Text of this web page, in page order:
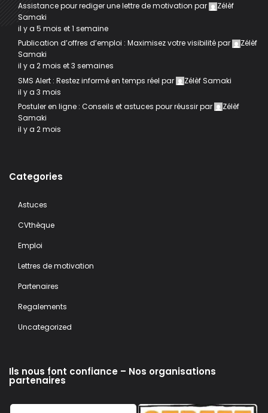
Assistance pour rediger une lettre de motivation par
Zélèf
Samaki
il y a 5 mois et 1 semaine
Publication d’offres d’emploi : Maximisez votre visibilitépar
Zélèf
Samaki
il y a 2 mois et 3 semaines
SMS Alert : Restez informé en temps réel par
Zélèf Samaki
il y a 3 mois
Postuler en ligne : Conseils et astuces pour réussirpar
Zélèf
Samaki
il y a 2 mois
Categories
Astuces
CVthèque
Emploi
Lettres de motivation
Partenaires
Regalements
Uncategorized
Ils nous font confiance – Nos organisations
partenaires